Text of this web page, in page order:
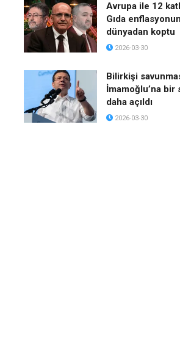
Avrupa ile 12
Gıda
dünyadan koptu
2026-03-30
Bilirkişi
İmamoğlu’na bir
daha açıldı
2026-03-30